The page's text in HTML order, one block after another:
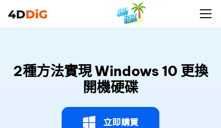
2種方法實現 Windows 10 更換
開機硬碟
立即購買